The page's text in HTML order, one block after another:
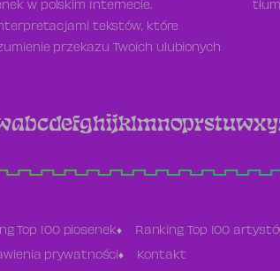
w polskim Internecie.
tekstów, które
przekazu Twoich ulubionych
abcdefghijklmnoprstuwxy
Top 100 piosenek Ranking Top 100
prywatności Kontakt